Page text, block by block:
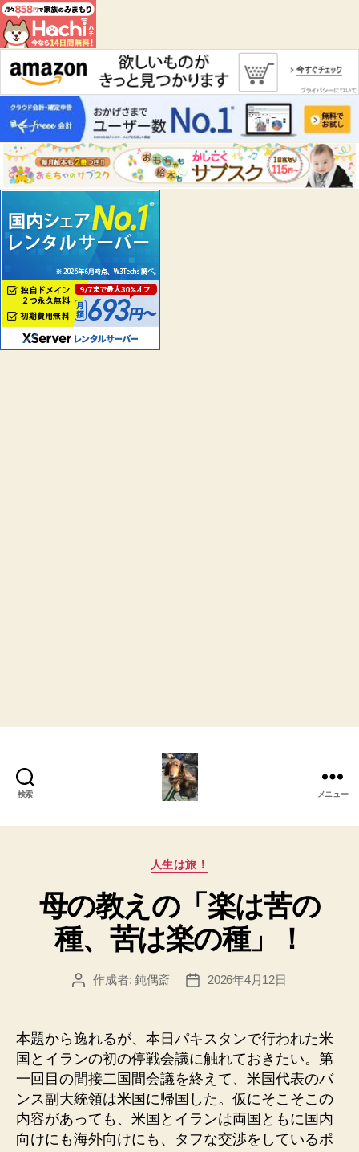
検索
の
さ
さ
や
メニュー
カ
ゴ
リ
ー
人生は旅！
母の教えの「楽は苦の
種、苦は楽の種」！
投
作成者: 鈍偶斎
投
2026年4月12日
本題から逸れるが、本日パキスタンで行われた米
国とイランの初の停戦会議に触れておきたい。第
一回目の間接二国間会議を終えて、米国代表のバ
ンス副大統領は米国に帰国した。仮にそこそこの
内容があっても、米国とイランは両国ともに国内
向けにも海外向けにも、タフな交渉をしているポ